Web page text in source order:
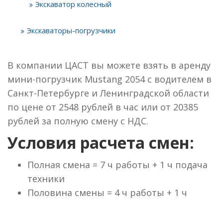
Экскаватор колесный
Экскаваторы-погрузчики
В компании ЦАСТ вы можете взять в аренду
мини-погрузчик Mustang 2054 с водителем в
Санкт-Петербурге и Ленинградской области
по цене от 2548 рублей в час или от 20385
рублей за полную смену с НДС.
Условия расчета смен:
Полная смена = 7 ч работы + 1 ч подача
техники
Половина смены = 4 ч работы + 1 ч